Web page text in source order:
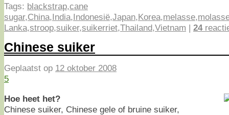
Tags: blackstrap,cane
sugar,China,India,Indonesië,Japan,Korea,melasse,
Lanka,stroop,suiker,suikerriet,Thailand,Vietnam | 24
Chinese suiker
Geplaatst op 12 oktober 2008
5
Hoe heet het?
Chinese suiker, Chinese gele of bruine suiker,